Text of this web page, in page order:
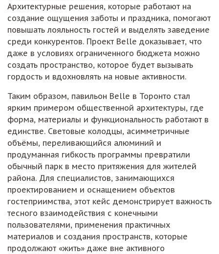
Архитектурные решения, которые работают на
создание ощущения заботы и праздника, помогают
повышать лояльность гостей и выделять заведение
среди конкурентов. Проект Belle доказывает, что
даже в условиях ограниченного бюджета можно
создать пространство, которое будет вызывать
гордость и вдохновлять на новые активности.
Таким образом, павильон Belle в Торонто стал
ярким примером общественной архитектуры, где
форма, материалы и функциональность работают в
единстве. Световые колодцы, асимметричные
объёмы, переливающийся алюминий и
продуманная гибкость программы превратили
обычный парк в место притяжения для жителей
района. Для специалистов, занимающихся
проектированием и оснащением объектов
гостеприимства, этот кейс демонстрирует важность
тесного взаимодействия с конечными
пользователями, применения практичных
материалов и создания пространств, которые
продолжают «жить» даже вне активного